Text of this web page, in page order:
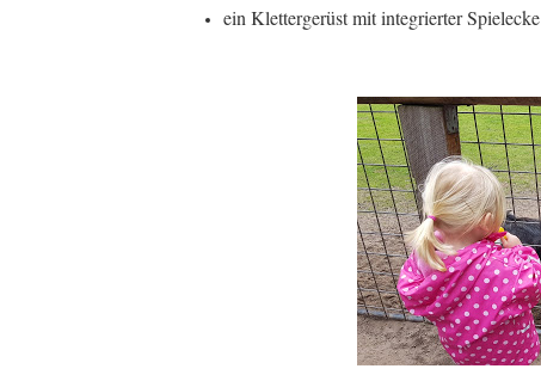
ein Klettergerüst mit integrierter Spielecke